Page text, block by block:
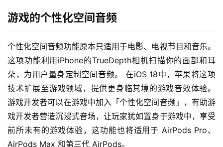
游戏的个性化空间音频
个性化空间音频功能原本只适用于电影、电视节目和音乐。
这项功能利用iPhone的TrueDepth相机扫描你的面部和耳
朵，为用户量身定制空间音频。 在iOS 18中，苹果将这项
技术扩展至游戏领域，提供更身临其境的游戏音效体验。
游戏开发者可以在游戏中加入「个性化空间音频」，有助游
戏开发者营造沉浸式音场，让玩家犹如置身于游戏中，享受
前所未有的游戏体验，这功能也将适用于 AirPods Pro、
AirPods Max 和第三代 AirPods。